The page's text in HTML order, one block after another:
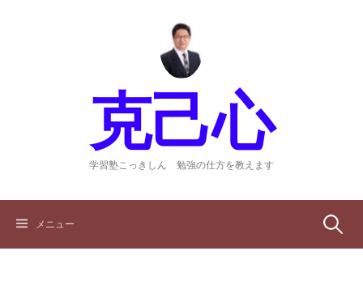
克己心
学習塾こっきしん 勉強の仕方を教えます
メニュー 検